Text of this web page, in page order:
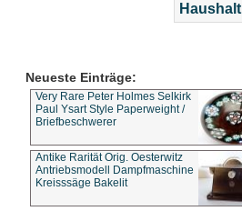
Haushalt
Neueste Einträge:
Very Rare Peter Holmes Selkirk
Paul Ysart Style Paperweight /
Briefbeschwerer
Antike Rarität Orig. Oesterwitz
Antriebsmodell Dampfmaschine
Kreisssäge Bakelit